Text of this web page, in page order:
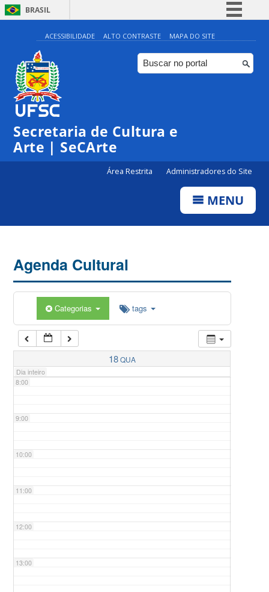
BRASIL
Simplifique!
Comunica BR
Participe
ACESSIBILIDADE ALTO CONTRASTE MAPA DO SITE
Secretaria de Cultura e
Arte | SeCArte
Área Restrita Administradores do Site
MENU
Agenda Cultural
Categorias tags
18QUA
Dia inteiro
0:00
1:00
5:00
7:00
8:00
9:00
10:00
11:00
12:00
13:00